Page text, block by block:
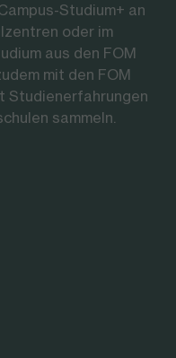
Studium+ an
oder im
aus den FOM
mit den FOM
Studienerfahrungen
sammeln.